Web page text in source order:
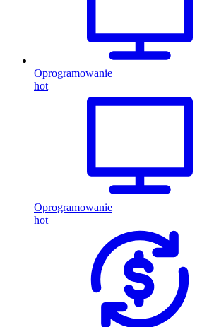
Oprogramowanie
hot
Oprogramowanie
hot